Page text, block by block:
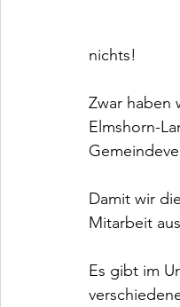
nichts!
Zwar haben
Elmshorn-
Damit wir
Mitarbeit
Es gibt im